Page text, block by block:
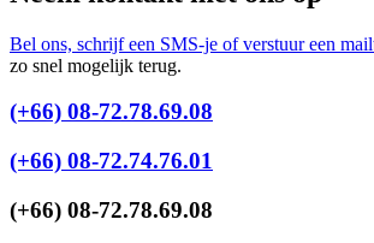
Bel ons, schrijf een SMS-je of verstuur een
zo snel mogelijk terug.
(+66) 08-72.78.69.08
(+66) 08-72.74.76.01
(+66) 08-72.78.69.08